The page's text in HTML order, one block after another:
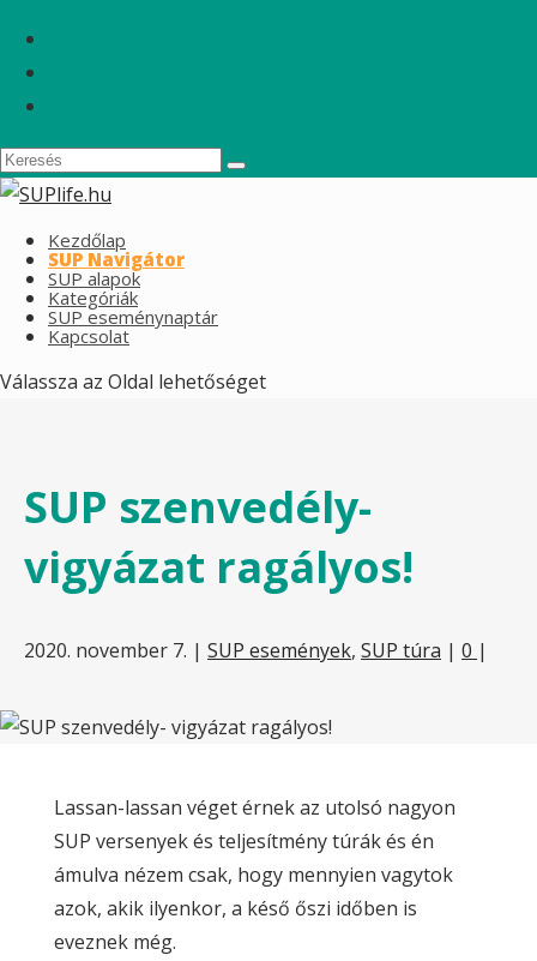
Kezdőlap
SUP Navigátor
SUP alapok
Kategóriák
SUP eseménynaptár
Kapcsolat
Válassza az Oldal lehetőséget
SUP szenvedély-
vigyázat ragályos!
2020. november 7. | SUP események, SUP túra | 0 |
Lassan-lassan véget érnek az utolsó nagyon
SUP versenyek és teljesítmény túrák és én
ámulva nézem csak, hogy mennyien vagytok
azok, akik ilyenkor, a késő őszi időben is
eveznek még.